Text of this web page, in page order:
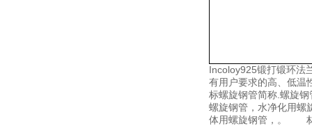
Incoloy925锻打锻环
有用户要求的高、低
标螺旋钢管简称.螺旋
螺旋钢管，水净化用螺
体用螺旋钢管，。 材